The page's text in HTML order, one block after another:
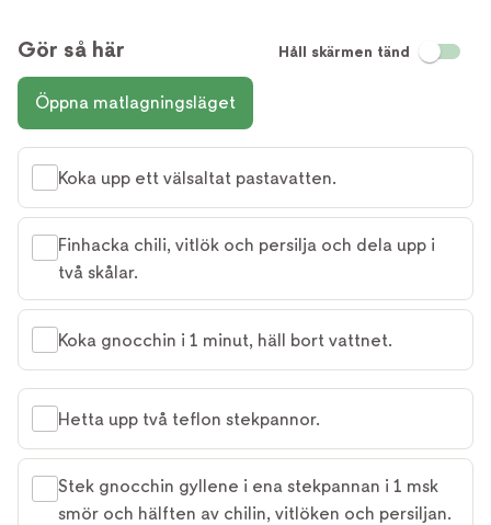
Gör så här Håll skärmen tänd
Öppna matlagningsläget
Koka upp ett välsaltat pastavatten.
Finhacka chili, vitlök och persilja och dela upp i
två skålar.
Koka gnocchin i 1 minut, häll bort vattnet.
Hetta upp två teflon stekpannor.
Stek gnocchin gyllene i ena stekpannan i 1 msk
smör och hälften av chilin, vitlöken och persiljan.